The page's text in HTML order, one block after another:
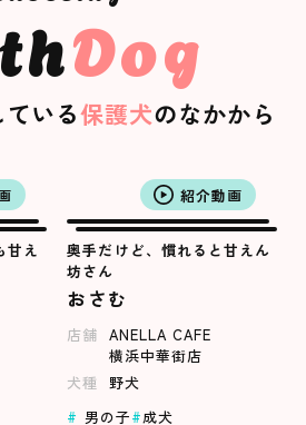
Dog
ている保護犬のなかから
甘え
紹介動画
奥手だけど、慣れると甘えん
坊さん
おさむ
店舗 ANELLA CAFE
横浜中華街店
犬種
野犬
男の子
成犬